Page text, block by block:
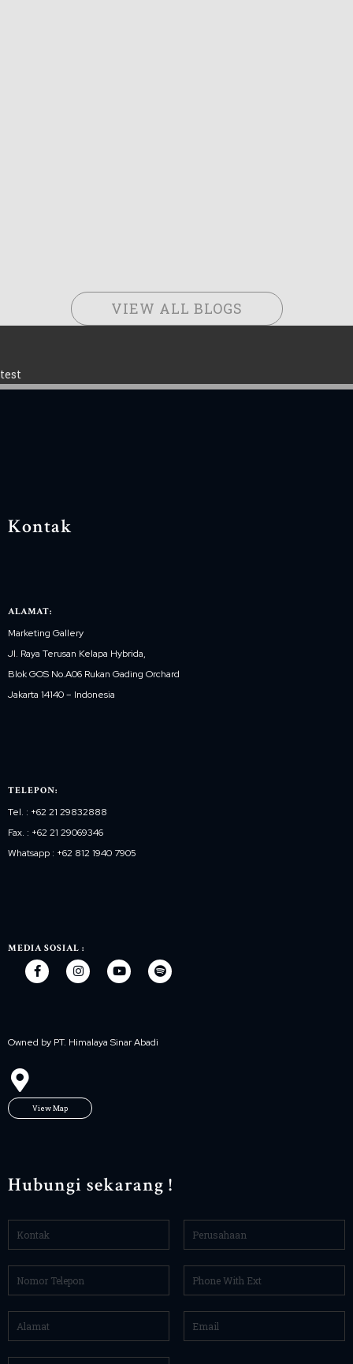
VIEW ALL BLOGS
test
Kontak
ALAMAT:
Marketing Gallery
Jl. Raya Terusan Kelapa Hybrida,
Blok GOS No.A06 Rukan Gading Orchard
Jakarta 14140 – Indonesia
TELEPON:
Tel. : +62 21 29832888
Fax. : +62 21 29069346
Whatsapp : +62 812 1940 7905
MEDIA SOSIAL :
Owned by PT. Himalaya Sinar Abadi
View Map
Hubungi sekarang !